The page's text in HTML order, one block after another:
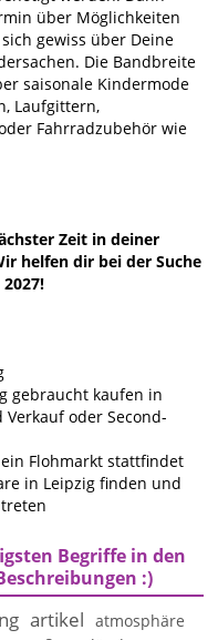
über Möglichkeiten
gewiss über Deine
Die Bandbreite
saisonale Kindermode
Laufgittern,
Fahrradzubehör wie
Zeit in deiner
helfen dir bei der Suche
gebraucht kaufen in
oder Second-
Flohmarkt stattfindet
in Leipzig finden und
Begriffe in den
:)
artikel atmosphäre